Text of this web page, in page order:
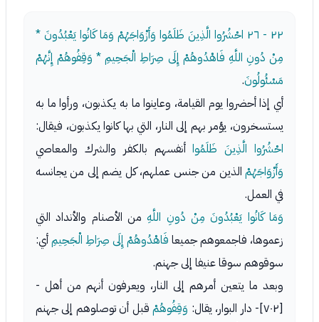
٢٢ - ٢٦
احْشُرُوا الَّذِينَ ظَلَمُوا وَأَزْوَاجَهُمْ وَمَا كَانُوا يَعْبُدُونَ *
مِنْ دُونِ اللَّهِ فَاهْدُوهُمْ إِلَى صِرَاطِ الْجَحِيمِ * وَقِفُوهُمْ إِنَّهُمْ
مَسْئُولُونَ.
أي إذا أحضروا يوم القيامة، وعاينوا ما به يكذبون، ورأوا ما به
يستسخرون، يؤمر بهم إلى النار، التي بها كانوا يكذبون، فيقال:
احْشُرُوا الَّذِينَ ظَلَمُواأنفسهم بالكفر والشرك والمعاصي
وَأَزْوَاجَهُمْ الذين من جنس عملهم، كل يضم إلى من يجانسه
في العمل.
وَمَا كَانُوا يَعْبُدُونَ مِنْ دُونِ اللَّهِمن الأصنام والأنداد التي
زعموها، فاجمعوهم جميعا فَاهْدُوهُمْ إِلَى صِرَاطِ الْجَحِيمِأي:
سوقوهم سوقا عنيفا إلى جهنم.
وبعد ما يتعين أمرهم إلى النار، ويعرفون أنهم من أهل -
[٧٠٢]- دار البوار، يقال:
وَقِفُوهُمْقبل أن توصلوهم إلى جهنم